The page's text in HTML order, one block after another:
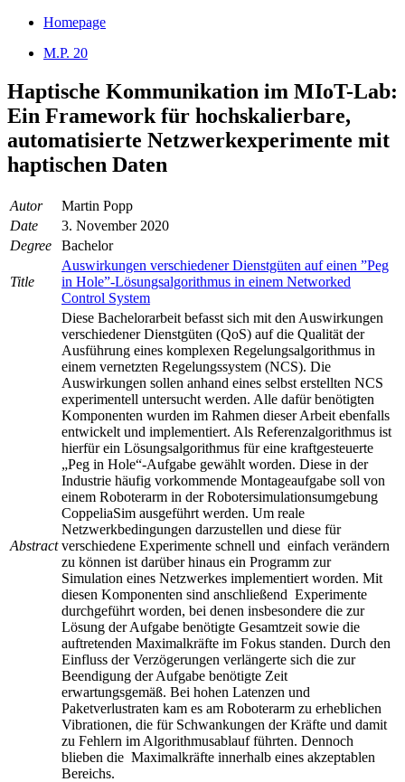
Homepage
M.P. 20
Haptische Kommunikation im MIoT-Lab:
Ein Framework für hochskalierbare,
automatisierte Netzwerkexperimente mit
haptischen Daten
Autor
Martin Popp
Date
3. November 2020
Degree
Bachelor
Title
Auswirkungen verschiedener Dienstgüten auf einen ”Peg
in Hole”-Lösungsalgorithmus in einem Networked
Control System
Abstract
Diese Bachelorarbeit befasst sich mit den Auswirkungen
verschiedener Dienstgüten (QoS) auf die Qualität der
Ausführung eines komplexen Regelungsalgorithmus in
einem vernetzten Regelungssystem (NCS). Die
Auswirkungen sollen anhand eines selbst erstellten NCS
experimentell untersucht werden. Alle dafür benötigten
Komponenten wurden im Rahmen dieser Arbeit ebenfalls
entwickelt und implementiert. Als Referenzalgorithmus ist
hierfür ein Lösungsalgorithmus für eine kraftgesteuerte
„Peg in Hole“-Aufgabe gewählt worden. Diese in der
Industrie häufig vorkommende Montageaufgabe soll von
einem Roboterarm in der Robotersimulationsumgebung
CoppeliaSim ausgeführt werden. Um reale
Netzwerkbedingungen darzustellen und diese für
verschiedene Experimente schnell und einfach verändern
zu können ist darüber hinaus ein Programm zur
Simulation eines Netzwerkes implementiert worden. Mit
diesen Komponenten sind anschließend Experimente
durchgeführt worden, bei denen insbesondere die zur
Lösung der Aufgabe benötigte Gesamtzeit sowie die
auftretenden Maximalkräfte im Fokus standen. Durch den
Einfluss der Verzögerungen verlängerte sich die zur
Beendigung der Aufgabe benötigte Zeit
erwartungsgemäß. Bei hohen Latenzen und
Paketverlustraten kam es am Roboterarm zu erheblichen
Vibrationen, die für Schwankungen der Kräfte und damit
zu Fehlern im Algorithmusablauf führten. Dennoch
blieben die Maximalkräfte innerhalb eines akzeptablen
Bereichs.